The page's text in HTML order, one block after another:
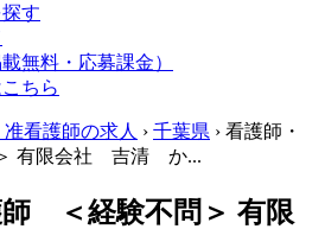
す
無料・応募課金）
ちら
看護師の求人 › 千葉県 › 看護師・
有限会社 吉清 か...
師 ＜経験不問＞ 有限